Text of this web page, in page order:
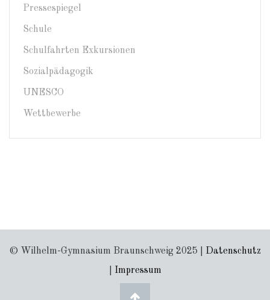
Pressespiegel
Schule
Schulfahrten Exkursionen
Sozialpädagogik
UNESCO
Wettbewerbe
© Wilhelm-Gymnasium Braunschweig 2025 | Datenschutz
Impressum